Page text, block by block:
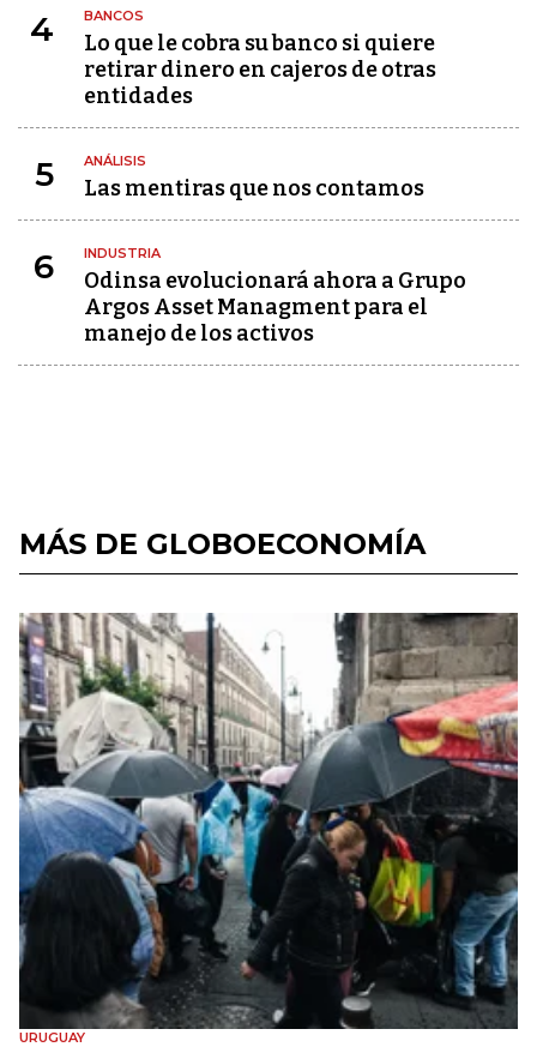
4 BANCOS
Lo que le cobra su banco si quiere
retirar dinero en cajeros de otras
entidades
5 ANÁLISIS
Las mentiras que nos contamos
6 INDUSTRIA
Odinsa evolucionará ahora a Grupo
Argos Asset Managment para el
manejo de los activos
MÁS DE GLOBOECONOMÍA
URUGUAY